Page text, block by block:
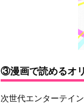
③漫画で読めるオ
次世代エンターテイ